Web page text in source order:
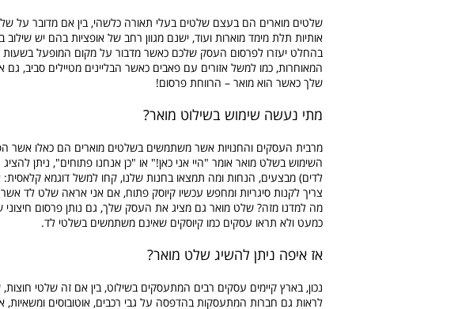
שלטים מוארים הם בעצם שלטים בעלי תאורה כלשהי, בין אם מדובר על
אותיות תלת מימד מוארות ועוד, ישנם מגוון רחב של אופציות בהם יש
בהחלט יעזרו לפרסום העסק שלכם כאשר מדבור על מקום המופעל בשעות
המאוחרות, כמו למשל אזורים עם פאבים כאשר הבליינים מטיילים סביב,
שלך כאשר הוא מואר – הרווחת פרסום!
מתי נעשה שימוש בשילוט מואר?
מרבית העסקים והחנויות אשר משתמשים בשלטים מוארים הם כאלו אשר
השימוש בשלט מואר אומר "היי אני כאן!" או "כן אנחנו פתוחים", ניתן
לדים) מבצעים, הנחות ומה תמצאו בחנות שלנו, קחו למשל דוגמא קלאסית:
צריך לקנות סיגריות ומחפש עכשיו קיוסק פתוח, אם אני אראה שלט לד אשר
מה למדנו מזה? שלט מואר גם מציג את העסק שלך, גם נותן פרסום
כמעט ולא תראו עסקים כמו קיוסקים שאינם משתמשים בשלטי לד.
אז איפה ניתן להשיג שלט מואר?
נכון, בארץ קיימים עסקים רבים המתעסקים בשילוט, בין אם זה שלטי
לראות גם חברות המתעסקות בהדפסה על גבי רכבים, אוטובוסים ומשאיות,